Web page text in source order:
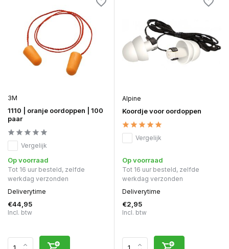
3M
1110 | oranje oordoppen | 100
paar
Vergelijk
Op voorraad
Tot 16 uur besteld, zelfde
werkdag verzonden
Deliverytime
€44,95
Incl. btw
Alpine
Koordje voor oordoppen
Vergelijk
Op voorraad
Tot 16 uur besteld, zelfde
werkdag verzonden
Deliverytime
€2,95
Incl. btw